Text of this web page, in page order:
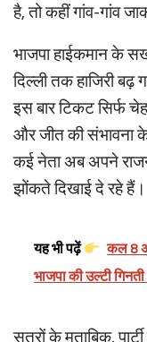
है, तो कहीं गांव-गांव
भाजपा हाईकमान के
दिल्ली तक हाजिरी
इस बार टिकट सिर्फ
और जीत की संभावना
कई नेता अब अपने
झोंकते दिखाई दे रहे हैं।
यह भी पढ़ें
कल 8
भाजपा की उल्टी
सूत्रों के मुताबिक,